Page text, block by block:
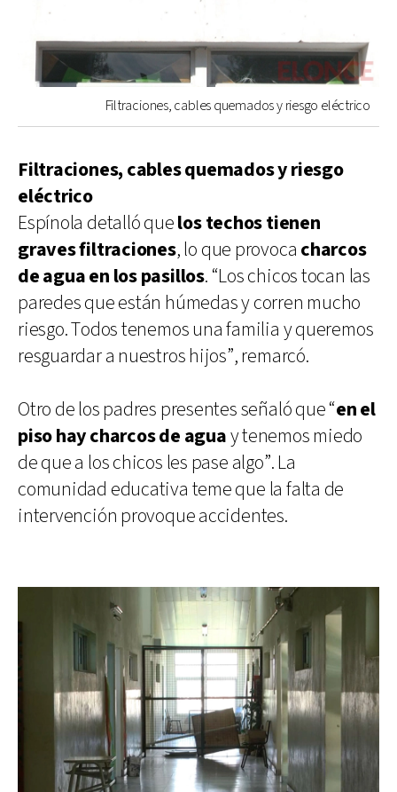
Filtraciones, cables quemados y riesgo eléctrico
Filtraciones, cables quemados y riesgo
eléctrico
Espínola detalló quelos techos tienen
graves filtraciones, lo que provoca charcos
de agua en los pasillos. “Los chicos tocan las
paredes que están húmedas y corren mucho
riesgo. Todos tenemos una familia y queremos
resguardar a nuestros hijos”, remarcó.
Otro de los padres presentes señaló que “en el
piso hay charcos de aguay tenemos miedo
de que a los chicos les pase algo”. La
comunidad educativa teme que la falta de
intervención provoque accidentes.